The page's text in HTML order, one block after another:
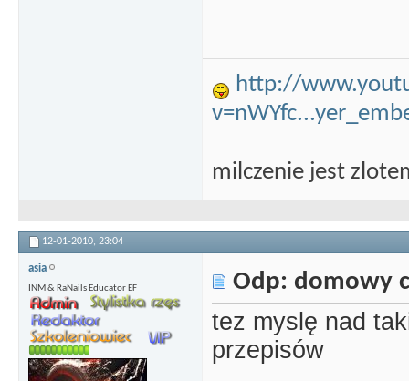
http://
milczenie jest
12-01-2010, 23:04
asia
INM & RaNails Educator EF Odp: domowy
tez myslę nad
przepisów